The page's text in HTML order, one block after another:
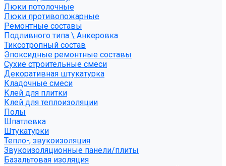
Люки потолочные
Люки противопожарные
Ремонтные составы
Подливного типа \ Анкеровка
Тиксотропный состав
Эпоксидные ремонтные составы
Сухие строительные смеси
Декоративная штукатурка
Кладочные смеси
Клей для плитки
Клей для теплоизоляции
Полы
Шпатлевка
Штукатурки
Тепло-, звукоизоляция
Звукоизоляционные панели/плиты
Базальтовая изоляция